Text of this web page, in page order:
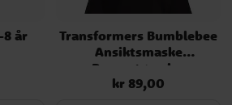
8 år
Transformers Bumblebee
Ansiktsmaske
Barnestørrelse
Pris:kr 89,00
kr 89,00